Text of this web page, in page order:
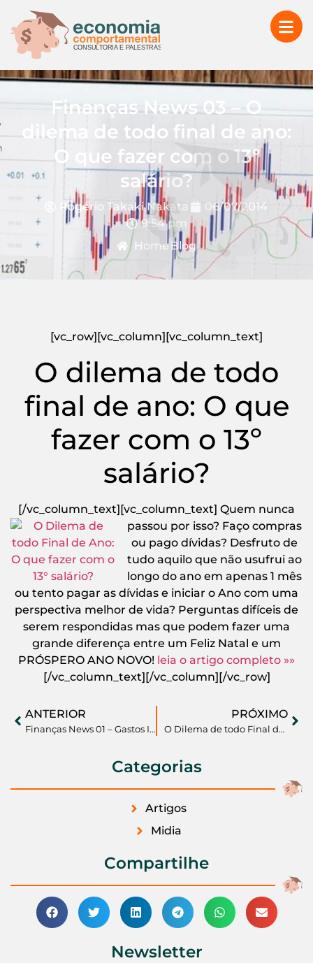
Finanças News 03 – O
dilema de todo final de ano:
O que fazer com o 13º
salário?
Rogério Takaki Nakata
06/07/2014
9:54 pm
Home Blog
[vc_row][vc_column][vc_column_text]
O dilema de todo
final de ano: O que
fazer com o 13º
salário?
[/vc_column_text][vc_column_text] Quem nunca
passou por isso? Faço compras
ou pago dívidas? Desfruto de
tudo aquilo que não usufrui ao
longo do ano em apenas 1 mês
ou tento pagar as dívidas e iniciar o Ano com uma
perspectiva melhor de vida? Perguntas difíceis de
serem respondidas mas que podem fazer uma
grande diferença entre um Feliz Natal e um
PRÓSPERO ANO NOVO! leia o artigo completo »»
[/vc_column_text][/vc_column][/vc_row]
ANTERIOR
Finanças News 01 – Gastos Imperceptíveis
PRÓXIMO
O Dilema de todo Final de Ano: O que fazer com o 13° salário?
Categorias
Artigos
Midia
Compartilhe
Newsletter